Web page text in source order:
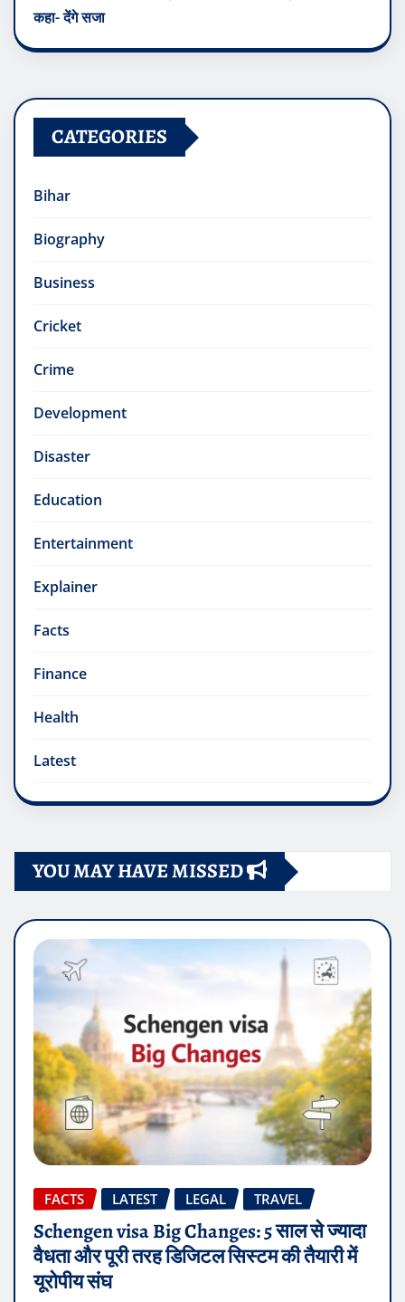
कहा- देंगे सजा
CATEGORIES
Bihar
Biography
Business
Cricket
Crime
Development
Disaster
Education
Entertainment
Explainer
Facts
Finance
Health
Latest
YOU MAY HAVE MISSED
FACTS LATEST LEGAL TRAVEL
Schengen visa Big Changes: 5 साल से ज्यादा
वैधता और पूरी तरह डिजिटल सिस्टम की तैयारी में
यूरोपीय संघ